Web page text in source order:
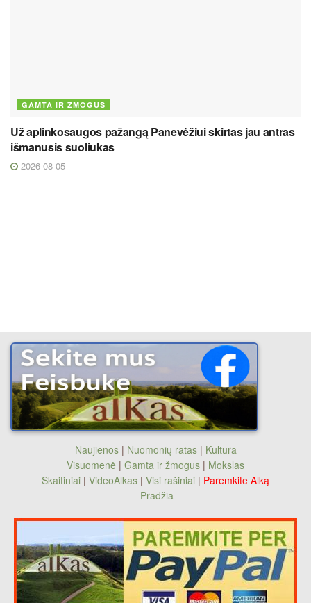
GAMTA IR ŽMOGUS
Už aplinkosaugos pažangą Panevėžiui skirtas jau antras
išmanusis suoliukas
2026 08 05
Naujienos| Nuomonių ratas| Kultūra
Visuomenė | Gamta ir žmogus | Mokslas
Skaitiniai | VideoAlkas | Visi rašiniai | Paremkite Alką
Pradžia